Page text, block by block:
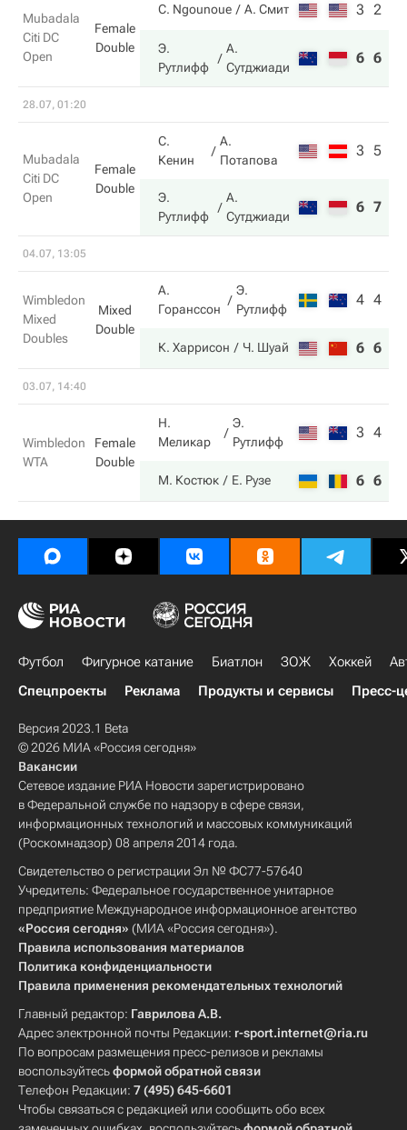
Mubadala
Citi DC
Open
Female
Double
C. Ngounoue А. Смит 3 2
Э.
Рутлифф
А.
Сутджиади
6 6
28.07, 01:20
Mubadala
Citi DC
Open
Female
Double
С.
Кенин
А.
Потапова
3 5
Э.
Рутлифф
А.
Сутджиади
6 7
04.07, 13:05
Wimbledon
Mixed
Doubles
Mixed
Double
А.
Горанссон
Э.
Рутлифф
4 4
К. Харрисон Ч. Шуай 6 6
03.07, 14:40
Wimbledon
WTA
Female
Double
Н.
Меликар
Э.
Рутлифф
3 4
М. Костюк Е. Рузе 6 6
Футбол Фигурное катание Биатлон ЗОЖ Хоккей
Спецпроекты
Реклама Продукты и сервисы Пресс-
Версия 2023.1 Beta
© 2026 МИА «Россия сегодня»
Вакансии
Сетевое издание РИА Новости зарегистрировано
в Федеральной службе по надзору в сфере связи,
информационных технологий и массовых коммуникаций
(Роскомнадзор) 08 апреля 2014 года.
Свидетельство о регистрации Эл № ФС77-57640
Учредитель: Федеральное государственное унитарное
предприятие Международное информационное агентство
«Россия сегодня» (МИА «Россия сегодня»).
Правила использования материалов
Политика конфиденциальности
Правила применения рекомендательных технологий
Главный редактор: Гаврилова А.В.
Адрес электронной почты Редакции: r-sport.internet@ria.ru
По вопросам размещения пресс-релизов и рекламы
воспользуйтесьформой обратной связи
Телефон Редакции: 7 (495) 645-6601
Чтобы связаться с редакцией или сообщить обо всех